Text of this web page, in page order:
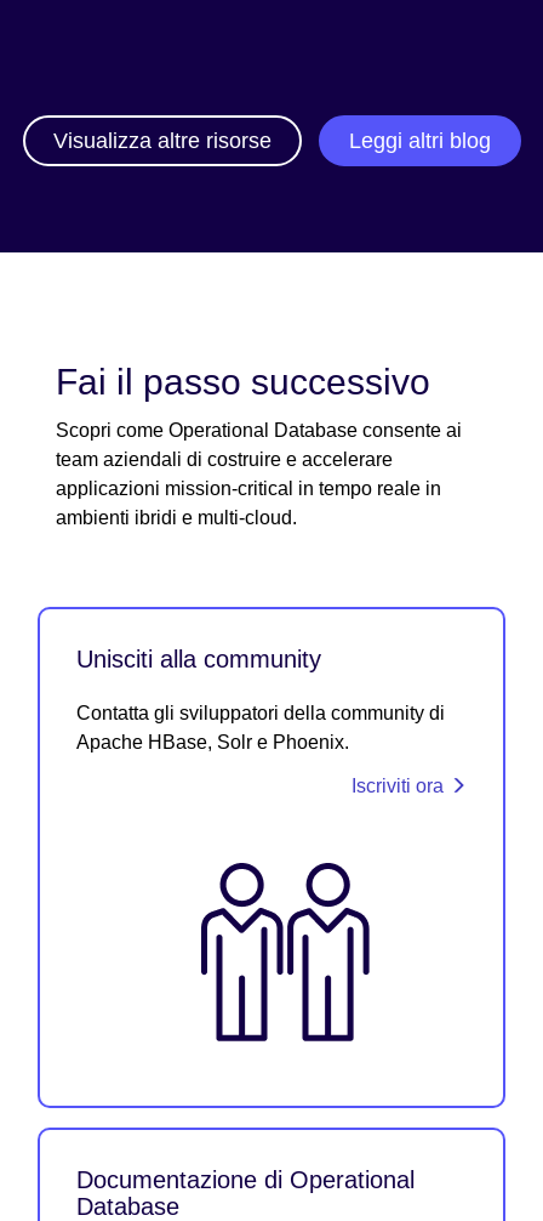
Visualizza altre risorse Leggi altri blog
Fai il passo successivo
Scopri come Operational Database consente ai
team aziendali di costruire e accelerare
applicazioni mission-critical in tempo reale in
ambienti ibridi e multi-cloud.
Unisciti alla community
Contatta gli sviluppatori della community di
Apache HBase, Solr e Phoenix.
Iscriviti ora
Documentazione di Operational
Database